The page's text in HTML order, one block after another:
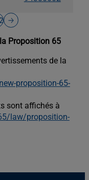
Proposition 65
de la
proposition-65-
sont affichés à
law/proposition-